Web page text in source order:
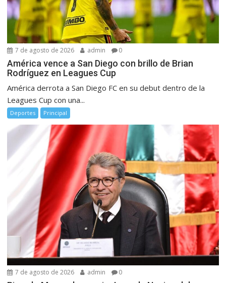
7 de agosto de 2026 admin 0
América vence a San Diego con brillo de Brian
Rodríguez en Leagues Cup
América derrota a San Diego FC en su debut dentro de la
Leagues Cup con una...
Deportes Principal
7 de agosto de 2026 admin 0